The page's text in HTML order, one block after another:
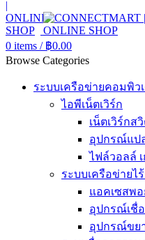
0 items / ฿0.00
Browse Categories
ระบบเครือข่ายคอมพิว
ไอพีเน็ตเวิร์ก
เน็ตเวิร์กส
อุปกรณ์แ
ไฟล์วอลล์ เ
ระบบเครือข่ายไ
แอคเซสพ
อุปกรณ์เชื่
อุปกรณ์ขย